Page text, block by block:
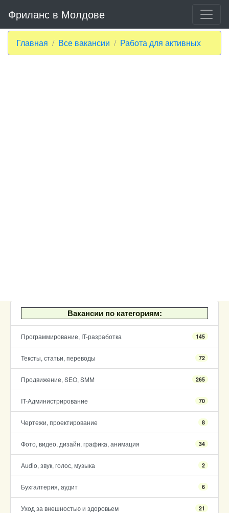
Фриланс в Молдове
Главная Все вакансии Работа для активных
Вакансии по категориям:
Программирование, IT-разработка 145
Тексты, статьи, переводы 72
Продвижение, SEO, SMM 265
IT-Администрирование 70
Чертежи, проектирование 8
Фото, видео, дизайн, графика, анимация 34
Audio, звук, голос, музыка 2
Бухгалтерия, аудит 6
Уход за внешностью и здоровьем 21